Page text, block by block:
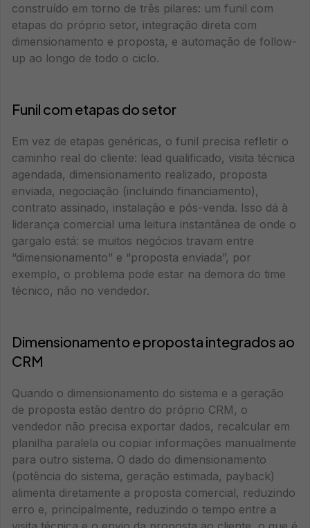
construído em torno de três pilares: um funil com
etapas do próprio setor, integração direta com
dimensionamento e proposta, e automação de follow-
up ao longo de todo o ciclo.
Funil com etapas do setor
Em vez de etapas genéricas, o funil precisa refletir o
caminho real do cliente: lead qualificado, visita técnica
agendada, dimensionamento realizado, proposta
enviada, negociação (incluindo financiamento),
contrato assinado, instalação e pós-venda. Isso dá à
liderança comercial uma leitura instantânea de onde o
gargalo está: se muitos negócios travam entre
“dimensionamento” e “proposta enviada”, por
exemplo, o problema pode estar na demora do time
técnico, não no vendedor.
Dimensionamento e proposta integrados ao
CRM
Quando o dimensionamento do sistema e a geração
de proposta estão dentro do próprio CRM, o
vendedor não precisa exportar dados, recalcular em
planilha paralela ou copiar informações manualmente
para outro sistema. O dado do dimensionamento
(potência do sistema, geração estimada, payback)
alimenta diretamente a proposta comercial, reduzindo
erro e, principalmente, reduzindo o tempo entre a